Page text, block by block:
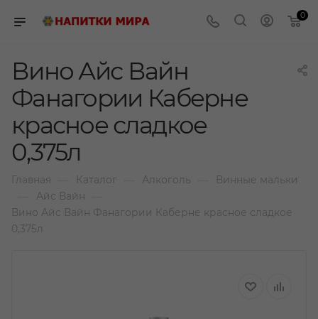
0
Вино Айс Вайн
Фанагории Каберне
красное сладкое
0,375л
Главная Каталог Алкоголь Винные мальки
Айс Вайн
Вино Айс Вайн Фанагории Каберне красное сладкое
0,375л